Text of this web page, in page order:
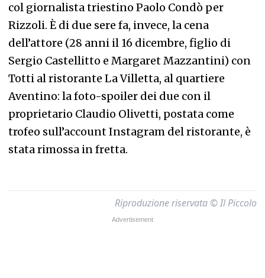
col giornalista triestino Paolo Condò per
Rizzoli. È di due sere fa, invece, la cena
dell’attore (28 anni il 16 dicembre, figlio di
Sergio Castellitto e Margaret Mazzantini) con
Totti al ristorante La Villetta, al quartiere
Aventino: la foto-spoiler dei due con il
proprietario Claudio Olivetti, postata come
trofeo sull’account Instagram del ristorante, è
stata rimossa in fretta.
Riproduzione riservata © Il Piccolo